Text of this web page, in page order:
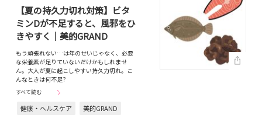
【夏の持久力切れ対策】ビタ
ミンDが不足すると、風邪をひ
きやすく｜美的GRAND
もう頑張れない…は年のせいじゃなく、必要
な栄養素が足りていないだけかもしれませ
ん。大人が夏に起こしやすい持久力切れ。こ
んなときは何不足?
すべて読む
健康・ヘルスケア 美的GRAND